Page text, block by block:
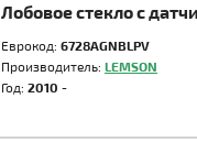
Лобовое стекло с
Еврокод: 6728AGNBLPV
Производитель: LEMSON
Год: 2010 -